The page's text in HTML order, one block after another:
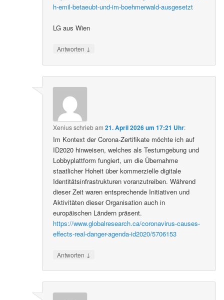
h-emil-betaeubt-und-im-boehmerwald-ausgesetzt
LG aus Wien
Antworten ↓
Xeniusschriebam21. April 2026 um 17:21 Uhr:
Im Kontext der Corona-Zertifikate möchte ich auf
ID2020 hinweisen, welches als Testumgebung und
Lobbyplattform fungiert, um die Übernahme
staatlicher Hoheit über kommerzielle digitale
Identitätsinfrastrukturen voranzutreiben. Während
dieser Zeit waren entsprechende Initiativen und
Aktivitäten dieser Organisation auch in
europäischen Ländern präsent.
https://www.globalresearch.ca/coronavirus-causes-
effects-real-danger-agenda-id2020/5706153
Antworten ↓